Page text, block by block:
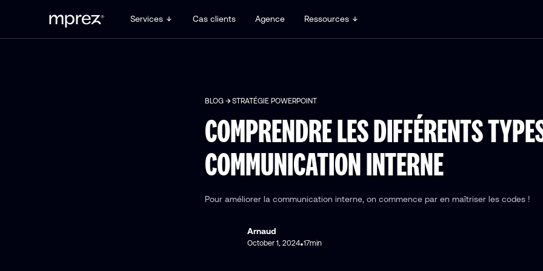
Services Cas clients Agence Ressources
BLOG STRATÉGIE POWERPOINT
COMPRENDRE LES DIFFÉRENTS
COMMUNICATION INTERNE
Pour améliorer la communication interne, on commence par en maîtriser les codes !
Arnaud
October 1, 2024•17min